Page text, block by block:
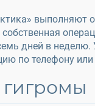
дней в
по телефону
гигромы